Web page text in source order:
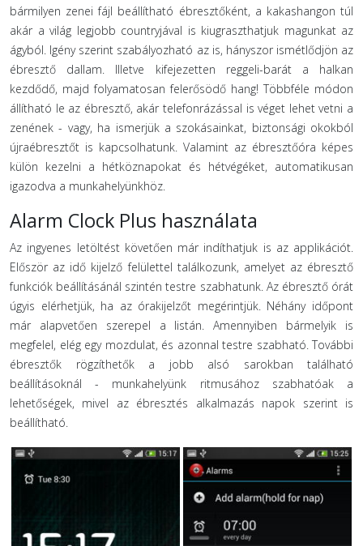
bármilyen zenei fájl beállítható ébresztőként, a kakashangon túl
akár a világ legjobb countryjával is kiugraszthatjuk magunkat az
ágyból. Igény szerint szabályozható az is, hányszor ismétlődjön az
ébresztő dallam. Illetve kifejezetten reggeli-barát a halkan
kezdődő, majd folyamatosan felerősödő hang! Többféle módon
állítható le az ébresztő, akár telefonrázással is véget lehet vetni a
zenének - vagy, ha ismerjük a szokásainkat, biztonsági okokból
újraébresztőt is kapcsolhatunk. Valamint az ébresztőóra képes
külön kezelni a hétköznapokat és hétvégéket, automatikusan
igazodva a munkahelyünkhöz.
Alarm Clock Plus használata
Az ingyenes letöltést követően már indíthatjuk is az applikációt.
Először az idő kijelző felülettel találkozunk, amelyet az ébresztő
funkciók beállításánál szintén testre szabhatunk. Az ébresztő órát
úgyis elérhetjük, ha az órakijelzőt megérintjük. Néhány időpont
már alapvetően szerepel a listán. Amennyiben bármelyik is
megfelel, elég egy mozdulat, és azonnal testre szabható. További
ébresztők rögzíthetők a jobb alsó sarokban található
beállításoknál - munkahelyünk ritmusához szabhatóak a
lehetőségek, mivel az ébresztés alkalmazás napok szerint is
beállítható.